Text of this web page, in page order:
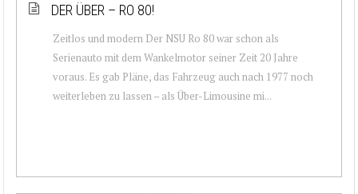
DER ÜBER – RO 80!
Zeitlos und modern Der NSU Ro 80 war schon als
Serienauto mit dem Wankelmotor seiner Zeit 20 Jahre
voraus. Es gab Pläne, das Fahrzeug auch nach 1977 noch
weiterleben zu lassen – als Über-Limousine mi...